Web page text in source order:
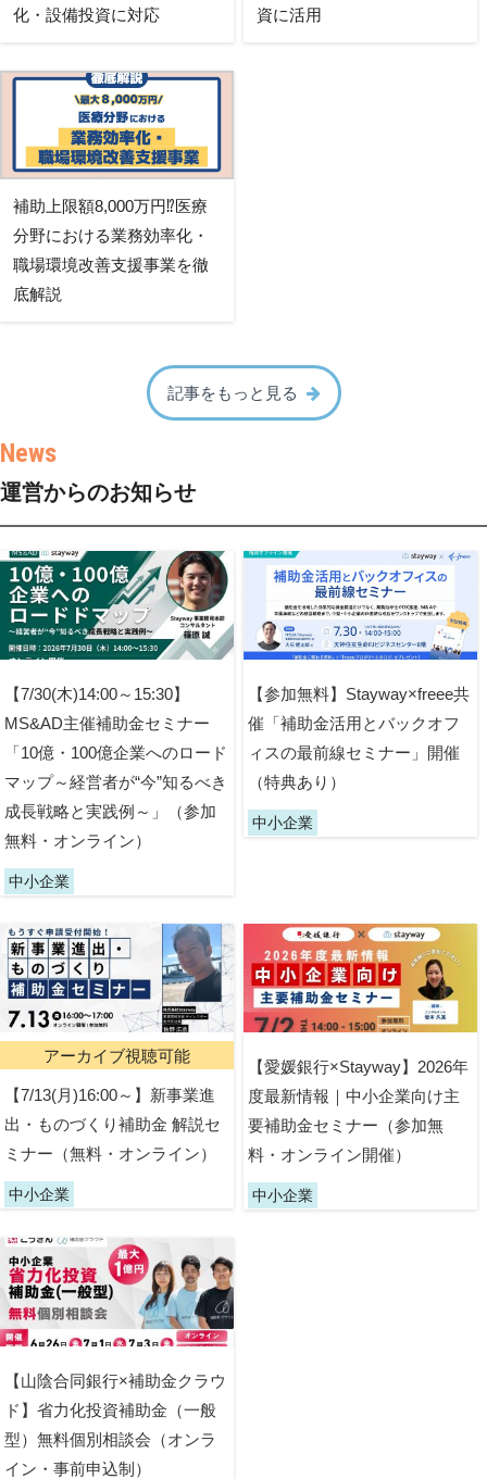
化・設備投資に対応 資に活用
補助上限額8,000万円⁉医療
分野における業務効率化・
職場環境改善支援事業を徹
底解説
記事をもっと見る
運営からのお知らせ
【7/30(木)14:00～15:30】
MS&AD主催補助金セミナー
「10億・100億企業へのロード
マップ～経営者が“今”知るべき
成長戦略と実践例～」（参加
無料・オンライン）
中小企業
【参加無料】Stayway×freee共
催「補助金活用とバックオフ
ィスの最前線セミナー」開催
（特典あり）
中小企業
アーカイブ視聴可能
【7/13(月)16:00～】新事業進
出・ものづくり補助金 解説セ
ミナー（無料・オンライン）
中小企業
【愛媛銀行×Stayway】2026年
度最新情報｜中小企業向け主
要補助金セミナー（参加無
料・オンライン開催）
中小企業
【山陰合同銀行×補助金クラウ
ド】省力化投資補助金（一般
型）無料個別相談会（オンラ
イン・事前申込制）